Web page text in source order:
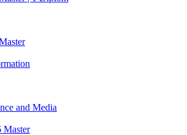
and Media
Master